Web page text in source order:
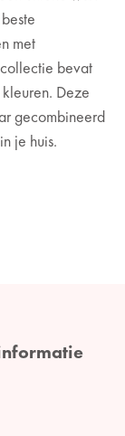
met
bevat
Deze
gecombineerd
je huis.